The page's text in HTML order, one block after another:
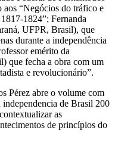
“Negócios do tráfico e
1824”; Fernanda
UFPR, Brasil), que
durante a independência
emérito da
que fecha a obra com um
e revolucionário”.
Pérez abre o volume com
de Brasil 200
as
de princípios do